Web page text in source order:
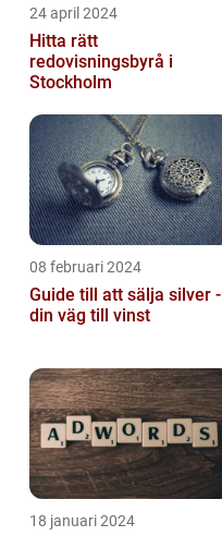
24 april 2024
Hitta rätt
redovisningsbyrå i
Stockholm
08 februari 2024
Guide till att sälja silver -
din väg till vinst
18 januari 2024